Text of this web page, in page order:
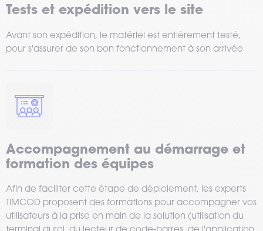
Tests et expédition vers le site
Avant son expédition, le matériel est entièrement testé,
pour s'assurer de son bon fonctionnement à son arrivée
Accompagnement au démarrage et
formation des équipes
Afin de faciliter cette étape de déploiement, les experts
TIMCOD proposent des formations pour accompagner vos
utilisateurs à la prise en main de la solution (utilisation du